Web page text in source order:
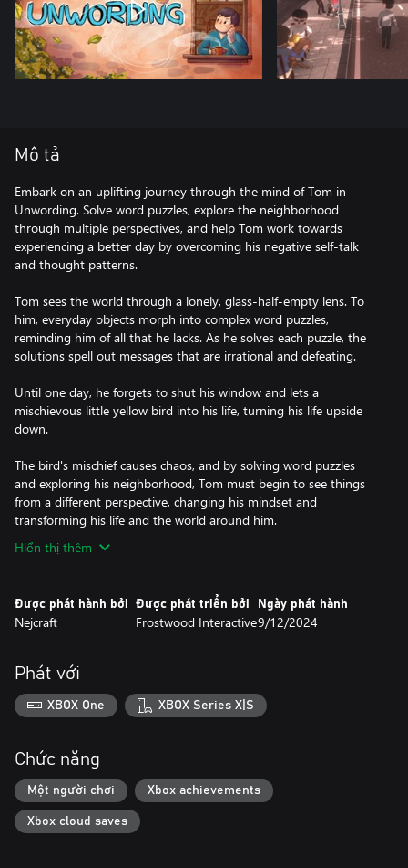
Mô tả
Embark on an uplifting journey through the mind of Tom in
Unwording. Solve word puzzles, explore the neighborhood
through multiple perspectives, and help Tom work towards
experiencing a better day by overcoming his negative self-talk
and thought patterns.
Tom sees the world through a lonely, glass-half-empty lens. To
him, everyday objects morph into complex word puzzles,
reminding him of all that he lacks. As he solves each puzzle, the
solutions spell out messages that are irrational and defeating.
Until one day, he forgets to shut his window and lets a
mischievous little yellow bird into his life, turning his life upside
down.
The bird's mischief causes chaos, and by solving word puzzles
and exploring his neighborhood, Tom must begin to see things
from a different perspective, changing his mindset and
transforming his life and the world around him.
Hiển thị thêm
Được phát hành bởi
Nejcraft
Được phát triển bởi
Frostwood Interactive
Ngày phát hành
9/12/2024
Phát với
XBOX One XBOX Series X|S
Chức năng
Một người chơi Xbox achievements
Xbox cloud saves